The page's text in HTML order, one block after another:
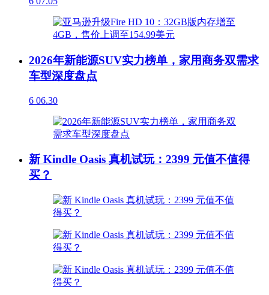
2026年新能源SUV实力榜单，家用商务双需求
车型深度盘点
6 06.30
新 Kindle Oasis 真机试玩：2399 元值不值得
买？